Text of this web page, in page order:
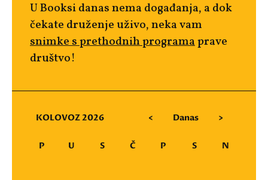
U Booksi danas nema događanja, a dok
čekate druženje uživo, neka vam
snimke s prethodnih programaprave
društvo!
KOLOVOZ 2026 < Danas >
P U S Č P S N